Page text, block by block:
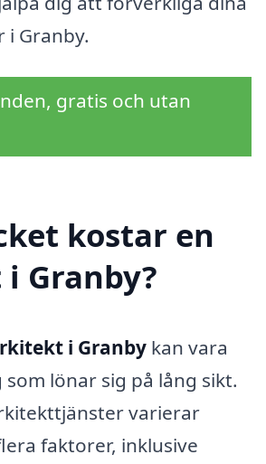
Granby.
gratis och utan
kostar en
Granby?
i Granby kan vara
lönar sig på lång sikt.
varierar
faktorer, inklusive